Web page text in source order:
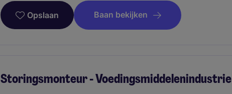
Opslaan Baan bekijken
Storingsmonteur - Voedingsmiddelenindustrie